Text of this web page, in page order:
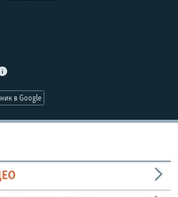
в Google